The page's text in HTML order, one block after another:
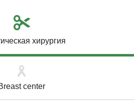
хирургия
center